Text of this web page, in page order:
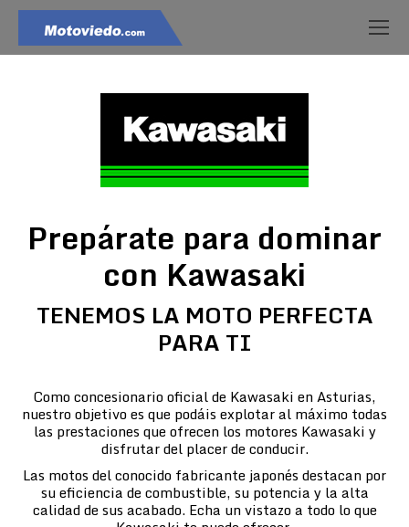
Prepárate para dominar
con Kawasaki
TENEMOS LA MOTO PERFECTA
PARA TI
Como concesionario oficial de Kawasaki en Asturias,
nuestro objetivo es que podáis explotar al máximo todas
las prestaciones que ofrecen los motores Kawasaki y
disfrutar del placer de conducir.
Las motos del conocido fabricante japonés destacan por
su eficiencia de combustible, su potencia y la alta
calidad de sus acabado. Echa un vistazo a todo lo que